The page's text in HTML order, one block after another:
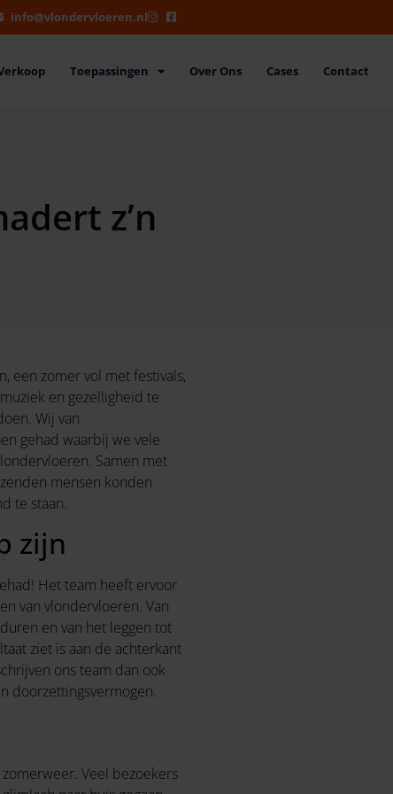
info@vlondervloeren.nl
Toepassingen Over Ons Cases Contact
z’n
een zomer vol met festivals,
en gezelligheid te
Wij van
gehad waarbij we vele
Samen met
mensen konden
te staan.
zijn
Het team heeft ervoor
van vlondervloeren. Van
en van het leggen tot
ziet is aan de achterkant
ons team dan ook
doorzettingsvermogen.
Veel bezoekers